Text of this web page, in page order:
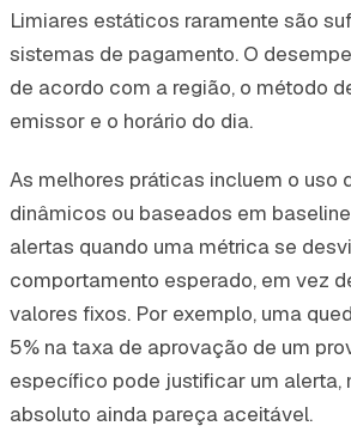
Limiares estáticos raramente são
sistemas de pagamento. O
de acordo com a região, o método
emissor e o horário do dia.
As melhores práticas incluem o uso
dinâmicos ou baseados em
alertas quando uma métrica se
comportamento esperado, em vez
valores fixos. Por exemplo, uma
5% na taxa de aprovação de um
específico pode justificar um alerta,
absoluto ainda pareça aceitável.